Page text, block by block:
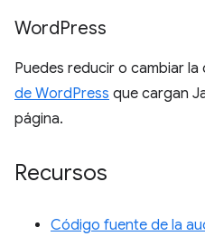
WordPress
Puedes reducir o cambiar
de WordPress que cargan
página.
Recursos
Código fuente de la